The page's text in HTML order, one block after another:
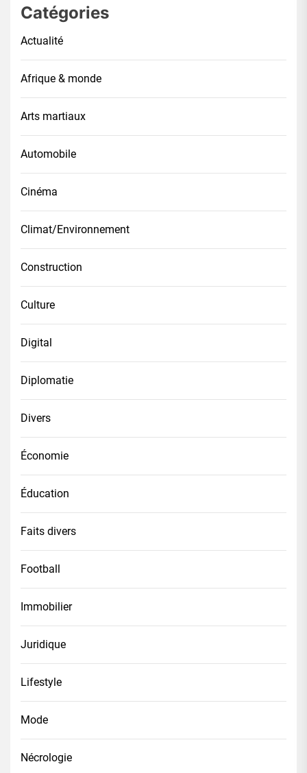
Catégories
Actualité
Afrique & monde
Arts martiaux
Automobile
Cinéma
Climat/Environnement
Construction
Culture
Digital
Diplomatie
Divers
Économie
Éducation
Faits divers
Football
Immobilier
Juridique
Lifestyle
Mode
Nécrologie